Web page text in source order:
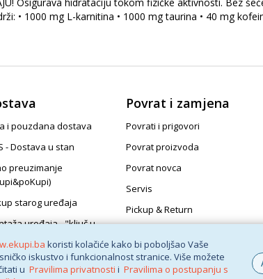
koristi kolačiće kako bi poboljšao Vaše
iskustvo i funkcionalnost stranice. Više možete
u Pravilima privatnosti i Pravilima o postupanju s
• 1000 mg L-karnitina • 1000 mg taurina • 40 mg
i pouzdana dostava
- Dostava u stan
preuzimanje
starog uređaja
uređaja - "ključ u
Povrat i zamjena
Povrati i prigovori
Povrat proizvoda
Povrat novca
Servis
Pickup & Return